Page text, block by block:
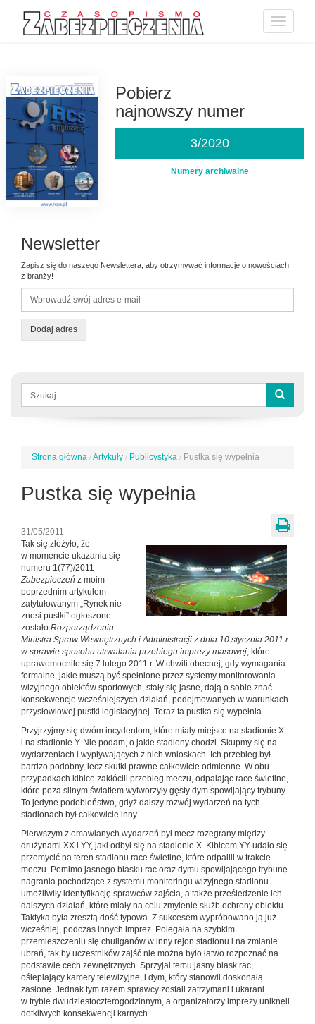
Toggle
Pobierz
najnowszy numer
3/2020
Numery archiwalne
Newsletter
Zapisz się do naszego Newslettera, aby otrzymywać informacje o nowościach
z branży!
Dodaj adres
Formularz
wyszukiwania
Jesteś
Strona główna /Artykuły / Publicystyka / Pustka się wypełnia
Pustka się wypełnia
31/05/2011
Tak się złożyło, że
w momencie ukazania się
numeru 1(77)/2011
Zabezpieczeń z moim
poprzednim artykułem
zatytułowanym „Rynek nie
znosi pustki” ogłoszone
zostało Rozporządzenia
Ministra Spraw Wewnętrznych i Administracji z dnia 10 stycznia 2011 r.
w sprawie sposobu utrwalania przebiegu imprezy masowej, które
uprawomocniło się 7 lutego 2011 r. W chwili obecnej, gdy wymagania
formalne, jakie muszą być spełnione przez systemy monitorowania
wizyjnego obiektów sportowych, stały się jasne, dają o sobie znać
konsekwencje wcześniejszych działań, podejmowanych w warunkach
przysłowiowej pustki legislacyjnej. Teraz ta pustka się wypełnia.
Przyjrzyjmy się dwóm incydentom, które miały miejsce na stadionie X
i na stadionie Y. Nie podam, o jakie stadiony chodzi. Skupmy się na
wydarzeniach i wypływających z nich wnioskach. Ich przebieg był
bardzo podobny, lecz skutki prawne całkowicie odmienne. W obu
przypadkach kibice zakłócili przebieg meczu, odpalając race świetlne,
które poza silnym światłem wytworzyły gęsty dym spowijający trybuny.
To jedyne podobieństwo, gdyż dalszy rozwój wydarzeń na tych
stadionach był całkowicie inny.
Pierwszym z omawianych wydarzeń był mecz rozegrany między
drużynami XX i YY, jaki odbył się na stadionie X. Kibicom YY udało się
przemycić na teren stadionu race świetlne, które odpalili w trakcie
meczu. Pomimo jasnego blasku rac oraz dymu spowijającego trybunę
nagrania pochodzące z systemu monitoringu wizyjnego stadionu
umożliwiły identyfikację sprawców zajścia, a także prześledzenie ich
dalszych działań, które miały na celu zmylenie służb ochrony obiektu.
Taktyka była zresztą dość typowa. Z sukcesem wypróbowano ją już
wcześniej, podczas innych imprez. Polegała na szybkim
przemieszczeniu się chuliganów w inny rejon stadionu i na zmianie
ubrań, tak by uczestników zajść nie można było łatwo rozpoznać na
podstawie cech zewnętrznych. Sprzyjał temu jasny blask rac,
oślepiający kamery telewizyjne, i dym, który stanowił doskonałą
zasłonę. Jednak tym razem sprawcy zostali zatrzymani i ukarani
w trybie dwudziestoczterogodzinnym, a organizatorzy imprezy uniknęli
dotkliwych konsekwencji karnych.